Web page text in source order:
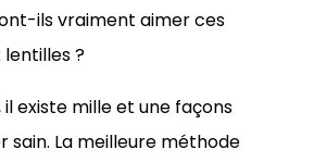
ils vraiment aimer ces
?
il existe mille et une façons
sain. La meilleure méthode